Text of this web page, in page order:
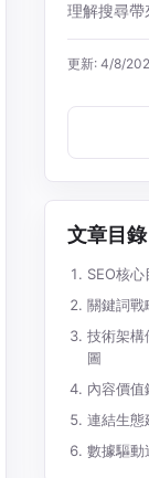
理解搜尋帶
更新: 4/8/
文章目錄
SEO核
關鍵詞戰
技術架
圖
內容價
連結生態
數據驅動